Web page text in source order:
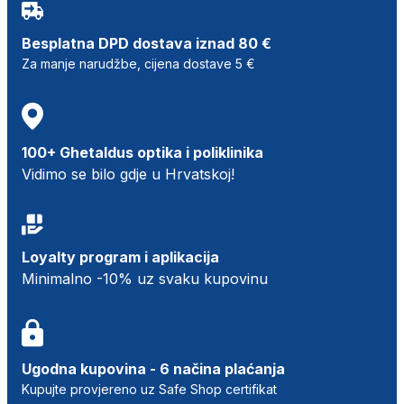
Besplatna DPD dostava iznad 80 €
Za manje narudžbe, cijena dostave 5 €
100+ Ghetaldus optika i poliklinika
Vidimo se bilo gdje u Hrvatskoj!
Loyalty program i aplikacija
Minimalno -10% uz svaku kupovinu
Ugodna kupovina - 6 načina plaćanja
Kupujte provjereno uz Safe Shop certifikat